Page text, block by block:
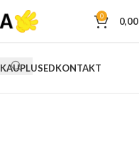
0
KAUPLUSEDKONTAKT